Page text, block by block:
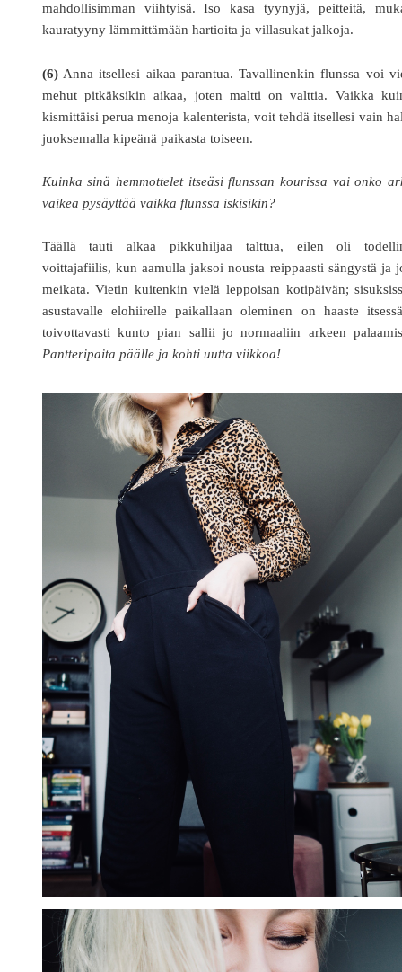
mahdollisimman viihtyisä. Iso kasa tyynyjä, peitteitä,
kauratyyny lämmittämään hartioita ja villasukat jalkoja.
(6)Anna itsellesi aikaa parantua. Tavallinenkin flunssa voi
mehut pitkäksikin aikaa, joten maltti on valttia. Vaikka
kismittäisi perua menoja kalenterista, voit tehdä itsellesi vain
juoksemalla kipeänä paikasta toiseen.
Kuinka sinä hemmottelet itseäsi flunssan kourissa vai onko
vaikea pysäyttää vaikka flunssa iskisikin?
Täällä tauti alkaa pikkuhiljaa talttua, eilen oli
voittajafiilis, kun aamulla jaksoi nousta reippaasti sängystä ja
meikata. Vietin kuitenkin vielä leppoisan kotipäivän;
asustavalle elohiirelle paikallaan oleminen on haaste
toivottavasti kunto pian sallii jo normaaliin arkeen
Pantteripaita päälle ja kohti uutta viikkoa!